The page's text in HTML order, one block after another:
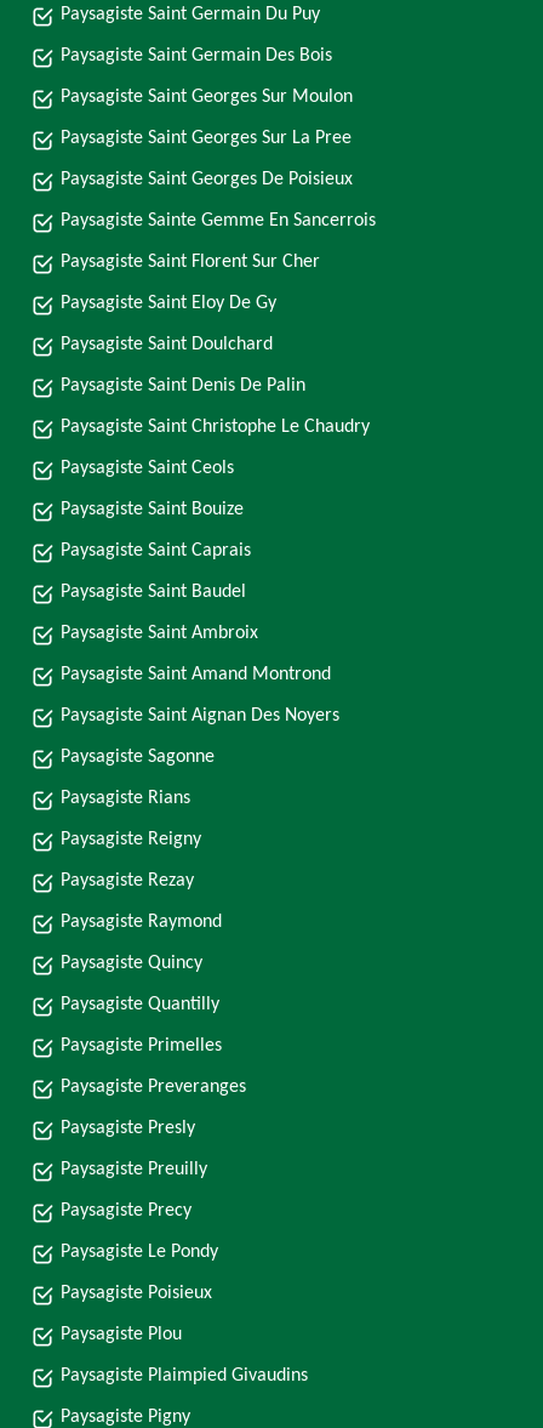
Paysagiste Saint Germain Du Puy
Paysagiste Saint Germain Des Bois
Paysagiste Saint Georges Sur Moulon
Paysagiste Saint Georges Sur La Pree
Paysagiste Saint Georges De Poisieux
Paysagiste Sainte Gemme En Sancerrois
Paysagiste Saint Florent Sur Cher
Paysagiste Saint Eloy De Gy
Paysagiste Saint Doulchard
Paysagiste Saint Denis De Palin
Paysagiste Saint Christophe Le Chaudry
Paysagiste Saint Ceols
Paysagiste Saint Bouize
Paysagiste Saint Caprais
Paysagiste Saint Baudel
Paysagiste Saint Ambroix
Paysagiste Saint Amand Montrond
Paysagiste Saint Aignan Des Noyers
Paysagiste Sagonne
Paysagiste Rians
Paysagiste Reigny
Paysagiste Rezay
Paysagiste Raymond
Paysagiste Quincy
Paysagiste Quantilly
Paysagiste Primelles
Paysagiste Preveranges
Paysagiste Presly
Paysagiste Preuilly
Paysagiste Precy
Paysagiste Le Pondy
Paysagiste Poisieux
Paysagiste Plou
Paysagiste Plaimpied Givaudins
Paysagiste Pigny